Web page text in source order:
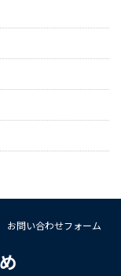
お問い合わせフォーム